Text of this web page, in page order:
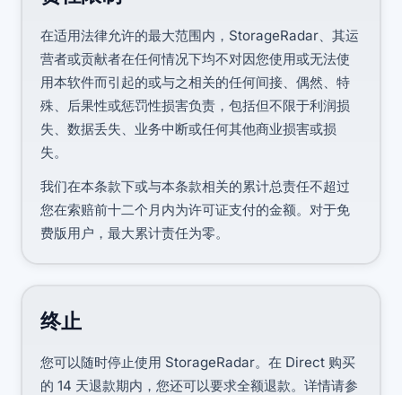
在适用法律允许的最大范围内，StorageRadar、其运
营者或贡献者在任何情况下均不对因您使用或无法使
用本软件而引起的或与之相关的任何间接、偶然、特
殊、后果性或惩罚性损害负责，包括但不限于利润损
失、数据丢失、业务中断或任何其他商业损害或损
失。
我们在本条款下或与本条款相关的累计总责任不超过
您在索赔前十二个月内为许可证支付的金额。对于免
费版用户，最大累计责任为零。
终止
您可以随时停止使用 StorageRadar。在 Direct 购买
的 14 天退款期内，您还可以要求全额退款。详情请参